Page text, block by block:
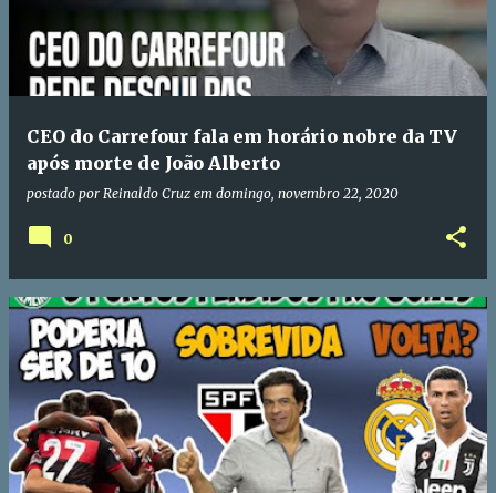
CEO do Carrefour fala em horário nobre da TV
após morte de João Alberto
postado por Reinaldo Cruz em domingo, novembro 22, 2020
0